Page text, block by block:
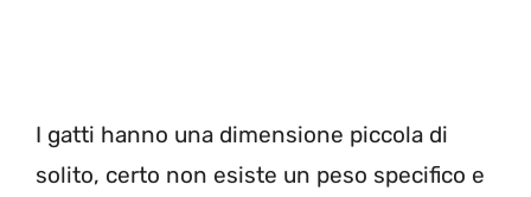
I gatti hanno una dimensione piccola di
solito, certo non esiste un peso specifico e